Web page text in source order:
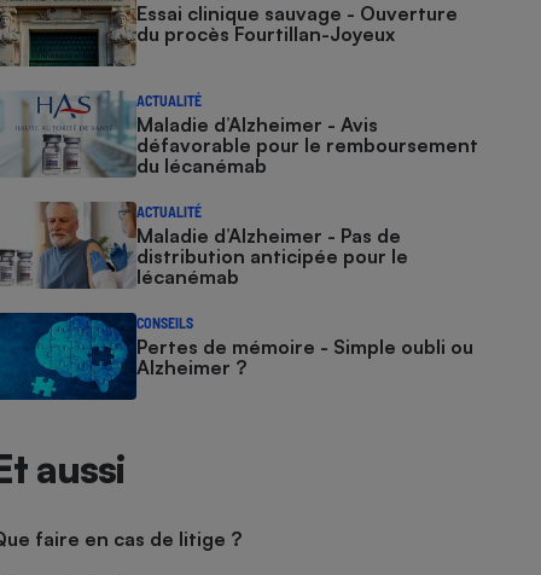
Essai clinique sauvage - Ouverture
du procès Fourtillan-Joyeux
ACTUALITÉ
Maladie d’Alzheimer - Avis
défavorable pour le remboursement
du lécanémab
ACTUALITÉ
Maladie d’Alzheimer - Pas de
distribution anticipée pour le
lécanémab
CONSEILS
Pertes de mémoire - Simple oubli ou
Alzheimer ?
aussi
faire en cas de litige ?